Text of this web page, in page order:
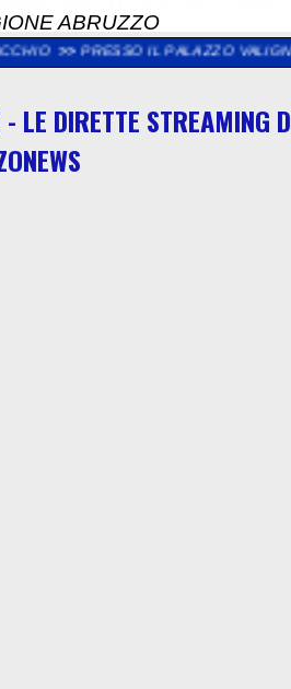
ABRUZZO
IL PALAZZO VALIGNANI DI
- LE DIRETTE STREAMING